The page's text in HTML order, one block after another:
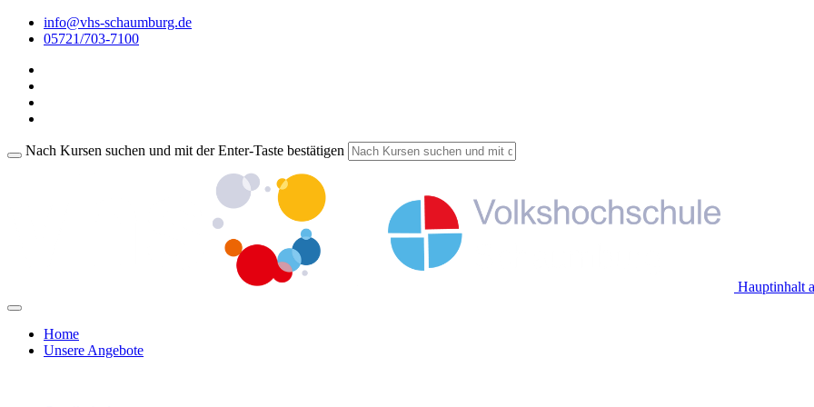
info@vhs-schaumburg.de
05721/703-7100
Nach Kursen suchen und mit der Enter-Taste bestätigen
Hauptinhalt
Home
Unsere Angebote